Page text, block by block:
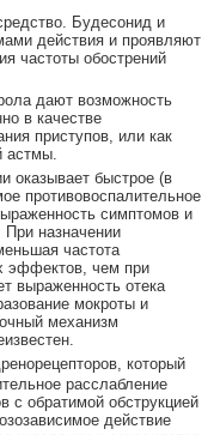
Будесонид и
действия и проявляют
частоты обострений
дают возможность
в качестве
приступов, или как
астмы.
оказывает быстрое (в
противовоспалительное
симптомов и
При назначении
частота
эффектов, чем при
выраженность отека
мокроты и
механизм
который
расслабление
с обратимой обструкцией
действие